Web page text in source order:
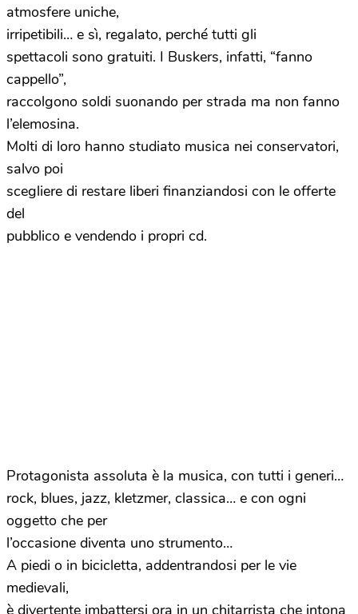
atmosfere uniche,
irripetibili… e sì, regalato, perché tutti gli
spettacoli sono gratuiti. I Buskers, infatti, “fanno
cappello”,
raccolgono soldi suonando per strada ma non fanno
l’elemosina.
Molti di loro hanno studiato musica nei conservatori,
salvo poi
scegliere di restare liberi finanziandosi con le offerte
del
pubblico e vendendo i propri cd.
Protagonista assoluta è la musica, con tutti i generi…
rock, blues, jazz, kletzmer, classica… e con ogni
oggetto che per
l’occasione diventa uno strumento…
A piedi o in bicicletta, addentrandosi per le vie
medievali,
è divertente imbattersi ora in un chitarrista che intona